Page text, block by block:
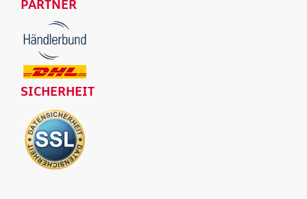
PARTNER
SICHERHEIT